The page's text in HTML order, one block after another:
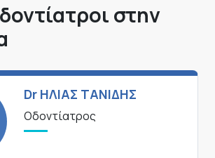
στην
Dr ΗΛΙΑΣ ΤΑΝΙΔΗΣ
Οδοντίατρος